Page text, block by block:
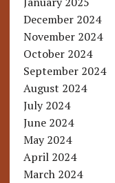
December 2024
November 2024
October 2024
September 2024
August 2024
July 2024
June 2024
May 2024
April 2024
March 2024